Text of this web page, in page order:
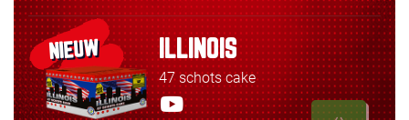
NIEUW ILLINOIS
47 schots cake